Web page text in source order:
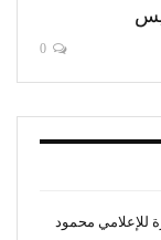
للإعلامي محمود